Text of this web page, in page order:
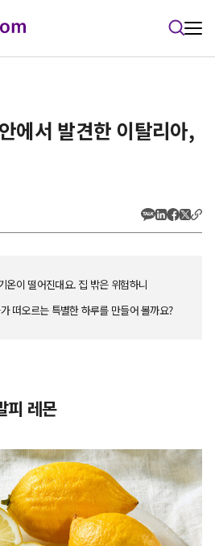
에서 발견한 이탈리아,
온이 떨어진대요. 집 밖은 위험하니
떠오르는 특별한 하루를 만들어 볼까요?
피 레몬